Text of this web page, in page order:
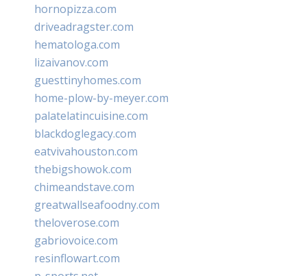
hornopizza.com
driveadragster.com
hematologa.com
lizaivanov.com
guesttinyhomes.com
home-plow-by-meyer.com
palatelatincuisine.com
blackdoglegacy.com
eatvivahouston.com
thebigshowok.com
chimeandstave.com
greatwallseafoodny.com
theloverose.com
gabriovoice.com
resinflowart.com